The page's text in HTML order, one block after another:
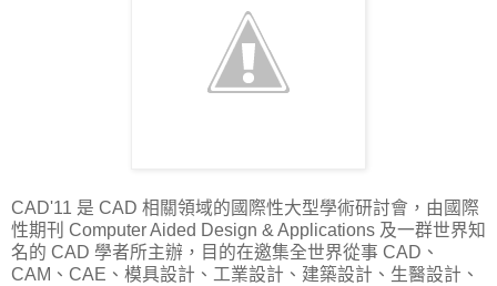
CAD'11 是 CAD 相關領域的國際性大型學術研討會，由國際
性期刊 Computer Aided Design & Applications 及一群世界知
名的 CAD 學者所主辦，目的在邀集全世界從事 CAD、
CAM、CAE、模具設計、工業設計、建築設計、生醫設計、